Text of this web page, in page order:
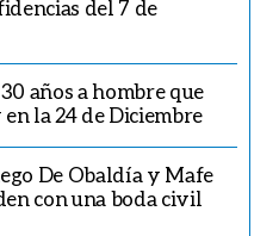
del 7 de
años a hombre que
la 24 de Diciembre
De Obaldía y Mafe
con una boda civil